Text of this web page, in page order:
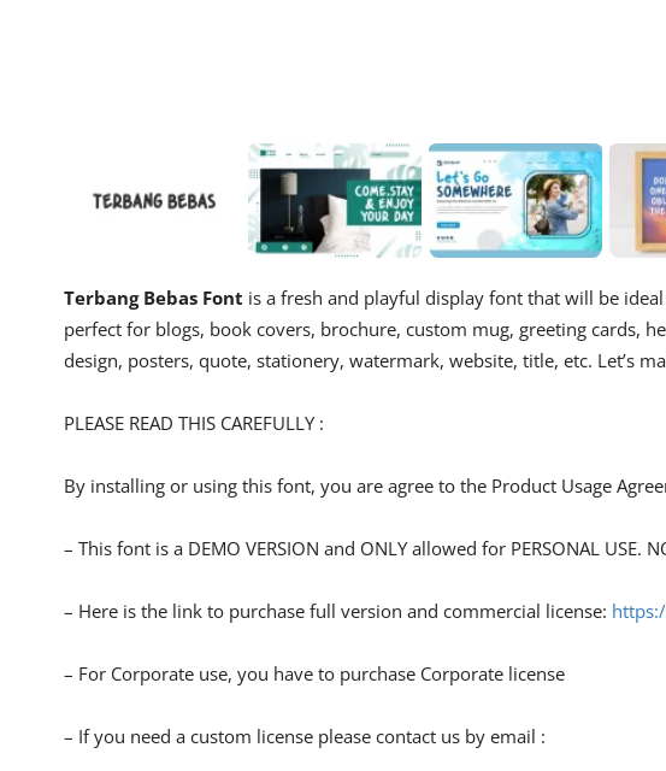
Terbang Bebas Font is a fresh and playful display font that will be
perfect for blogs, book covers, brochure, custom mug, greeting cards,
design, posters, quote, stationery, watermark, website, title, etc. Let’s
PLEASE READ THIS CAREFULLY :
By installing or using this font, you are agree to the Product Usage
– This font is a DEMO VERSION and ONLY allowed for PERSONAL USE.
– Here is the link to purchase full version and commercial license:
– For Corporate use, you have to purchase Corporate license
– If you need a custom license please contact us by email :